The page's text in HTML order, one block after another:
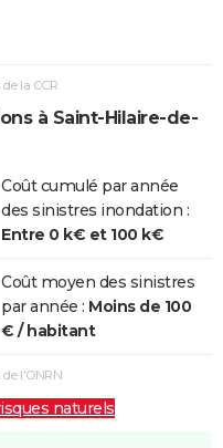
la CCR
à Saint-Hilaire-de-
Coût cumulé par année
des sinistres inondation :
Entre 0 k€ et 100 k€
Coût moyen des sinistres
par année : Moins de 100
€ / habitant
l'ONRN
naturels